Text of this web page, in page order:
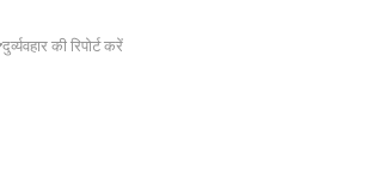
दुर्व्यवहार की रिपोर्ट करें